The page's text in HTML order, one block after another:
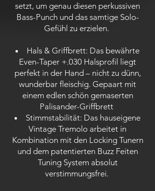
setzt, um genau diesen perkussiven
Bass-Punch und das samtige Solo-
Gefühl zu erzielen.
Hals & Griffbrett: Das bewährte
Even-Taper +.030 Halsprofil liegt
perfekt in der Hand – nicht zu dünn,
wunderbar fleischig. Gepaart mit
einem edlen schön gemaserten
Palisander-Griffbrett
Stimmstabilität: Das hauseigene
Vintage Tremolo arbeitet in
Kombination mit den Locking Tunern
und dem patentierten Buzz Feiten
Tuning System absolut
verstimmungsfrei.